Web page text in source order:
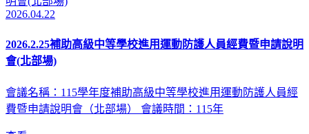
2026.04.22
2026.2.25補助高級中等學校進用運動防護人員經費暨申請說明
會(北部場)
會議名稱：115學年度補助高級中等學校進用運動防護人員經
費暨申請說明會（北部場） 會議時間：115年